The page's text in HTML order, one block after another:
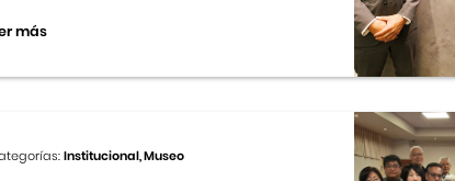
más
Institucional, Museo